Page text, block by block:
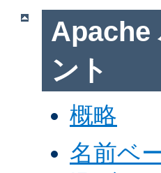
Apache
ント
概略
名前ベ